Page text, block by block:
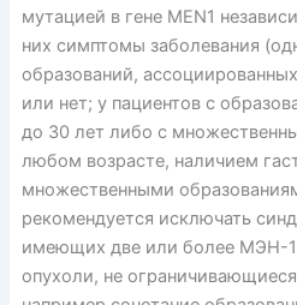
мутацией в гене MEN1
них симптомы заболевания
образований,
или нет; у пациентов с
до 30 лет либо с
любом возрасте, наличием
множественными
рекомендуется исключать
имеющих две или более МЭН-
опухоли, не